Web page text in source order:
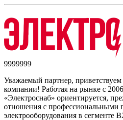
9999999
Уважаемый партнер,
компании! Работая на рынке с
«Электроснаб» ориентируется,
отношения с профессиональными
электрооборудования в сегменте